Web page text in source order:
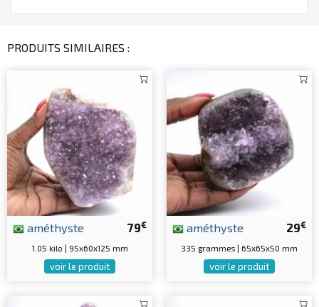
PRODUITS SIMILAIRES :
79€
améthyste
1.05 kilo | 95x60x125 mm
voir le produit
29€
améthyste
335 grammes | 65x65x50 mm
voir le produit